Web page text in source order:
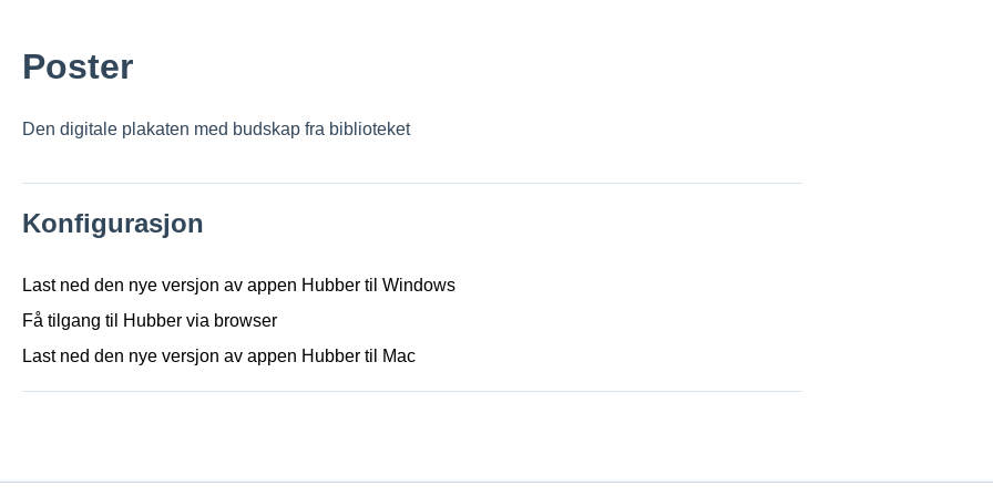
Poster
Den digitale plakaten med budskap fra biblioteket
Konfigurasjon
Last ned den nye versjon av appen Hubber til Windows
Få tilgang til Hubber via browser
Last ned den nye versjon av appen Hubber til Mac